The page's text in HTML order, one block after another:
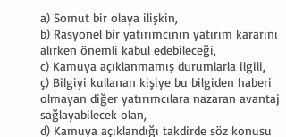
a) Somut bir olaya ilişkin,
b) Rasyonel bir yatırımcının yatırım kararını
alırken önemli kabul edebileceği,
c) Kamuya açıklanmamış durumlarla ilgili,
ç) Bilgiyi kullanan kişiye bu bilgiden haberi
olmayan diğer yatırımcılara nazaran avantaj
sağlayabilecek olan,
d) Kamuya açıklandığı takdirde söz konusu